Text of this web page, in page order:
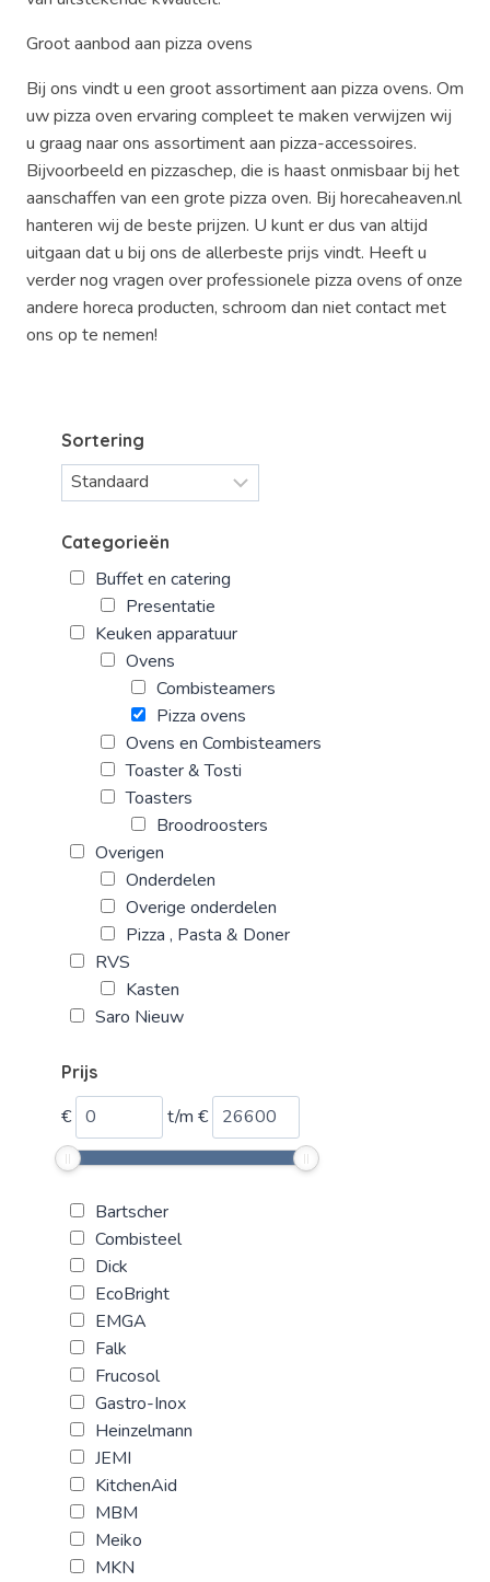
Groot aanbod aan pizza ovens
Bij ons vindt u een groot assortiment aan pizza ovens. Om
uw pizza oven ervaring compleet te maken verwijzen wij
u graag naar ons assortiment aan pizza-accessoires.
Bijvoorbeeld en pizzaschep, die is haast onmisbaar bij het
aanschaffen van een grote pizza oven. Bij horecaheaven.nl
hanteren wij de beste prijzen. U kunt er dus van altijd
uitgaan dat u bij ons de allerbeste prijs vindt. Heeft u
verder nog vragen over professionele pizza ovens of onze
andere horeca producten, schroom dan niet contact met
ons op te nemen!
Sortering
Categorieën
Buffet en catering
Presentatie
Keuken apparatuur
Ovens
Combisteamers
Pizza ovens
Ovens en Combisteamers
Toaster & Tosti
Toasters
Broodroosters
Overigen
Onderdelen
Overige onderdelen
Pizza , Pasta & Doner
RVS
Kasten
Saro Nieuw
Prijs
€ t/m €
Bartscher
Combisteel
Dick
EcoBright
EMGA
Falk
Frucosol
Gastro-Inox
Heinzelmann
JEMI
KitchenAid
MBM
Meiko
MKN